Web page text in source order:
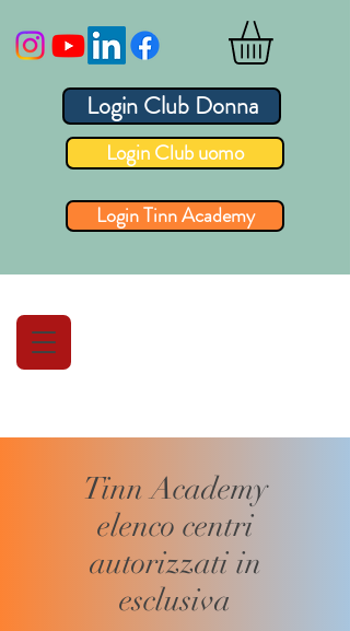
Login Club Donna
Login Club uomo
Login Tinn Academy
Tinn Academy
elenco centri
autorizzati in
esclusiva